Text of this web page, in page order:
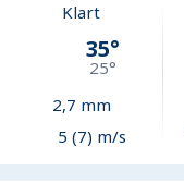
Klart
35°
25°
2,7 mm
5 (7) m/s